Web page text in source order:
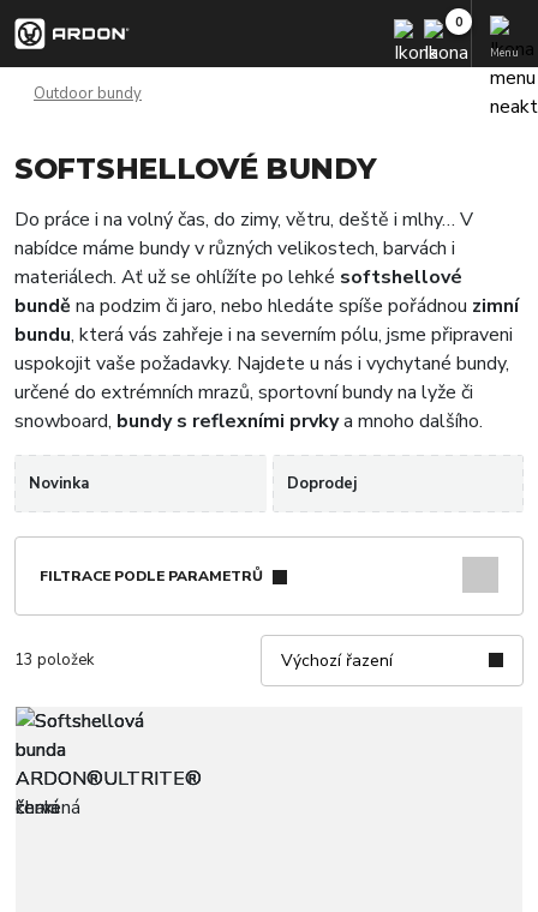
Menu
Outdoor bundy
SOFTSHELLOVÉ BUNDY
Do práce i na volný čas, do zimy, větru, deště i mlhy… V
nabídce máme bundy v různých velikostech, barvách i
materiálech. Ať už se ohlížíte po lehké softshellové
bundě na podzim či jaro, nebo hledáte spíše pořádnou zimní
bundu, která vás zahřeje i na severním pólu, jsme připraveni
uspokojit vaše požadavky. Najdete u nás i vychytané bundy,
určené do extrémních mrazů, sportovní bundy na lyže či
snowboard, bundy s reflexními prvkya mnoho dalšího.
Novinka Doprodej
FILTRACE PODLE PARAMETRŮ
13 položek Výchozí řazení